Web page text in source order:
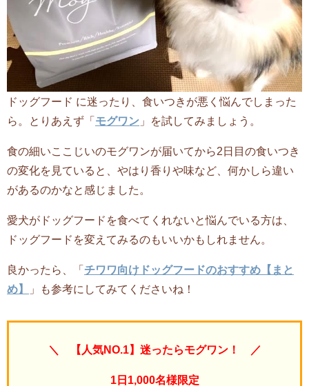
ドッグフード に迷ったり、食いつきが悪く悩んでしまった
ら。とりあえず「 モグワン 」を試してみましょう。
食の細いここじいのモグワンが届いてから2日目の食いつき
の変化を見ていると、やはり香りや味など、何かしら違い
があるのかなと感じました。
愛犬がドッグフードを食べてくれないと悩んでいる方は、
ドッグフードを変えてみるのもいいかもしれません。
良かったら、「 チワワ向けドッグフードのおすすめ【まと
め】
」も参考にしてみてくださいね！
＼ 【人気NO.1】迷ったらモグワン！ ／
1日1,000名様限定